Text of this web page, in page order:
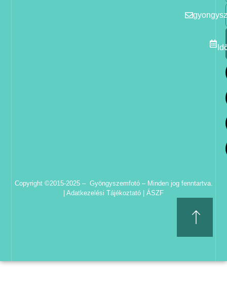
Copyright ©2015-2025 – Gyöngyszemfotó – Minden jog fenntartva.
Adatkezelési Tájékoztató ÁSZF